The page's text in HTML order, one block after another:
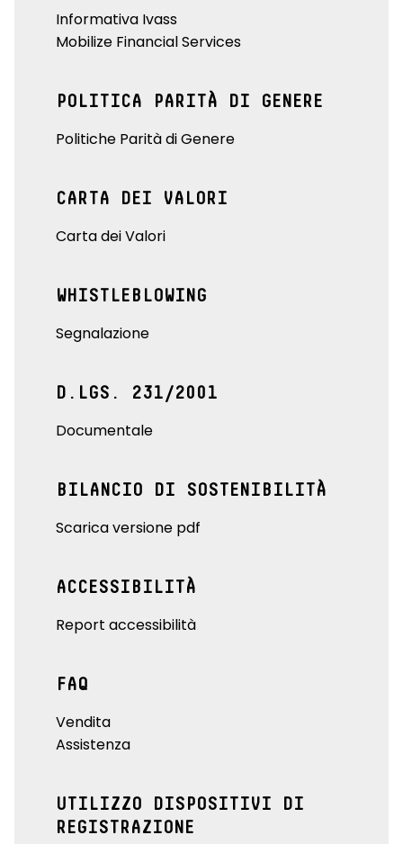
Informativa Ivass
Mobilize Financial Services
POLITICA PARITÀ DI GENERE
Politiche Parità di Genere
CARTA DEI VALORI
Carta dei Valori
WHISTLEBLOWING
Segnalazione
D.LGS. 231/2001
Documentale
BILANCIO DI SOSTENIBILITÀ
Scarica versione pdf
ACCESSIBILITÀ
Report accessibilità
FAQ
Vendita
Assistenza
UTILIZZO DISPOSITIVI DI
REGISTRAZIONE